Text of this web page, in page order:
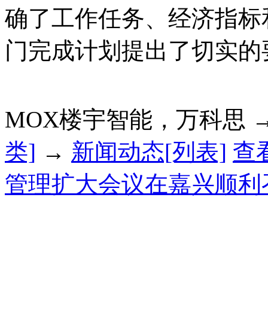
确了工作任务、经济指
门完成计划提出了切实
MOX楼宇智能，万科思
类] → 新闻动态[列表] 查
管理扩大会议在嘉兴顺利